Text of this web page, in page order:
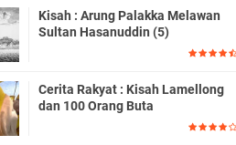
Kisah : Arung Palakka Melawan
Sultan Hasanuddin (5)
Cerita Rakyat : Kisah Lamellong
dan 100 Orang Buta